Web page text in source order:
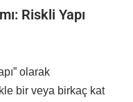
Riskli Yapı
olarak
bir veya birkaç kat